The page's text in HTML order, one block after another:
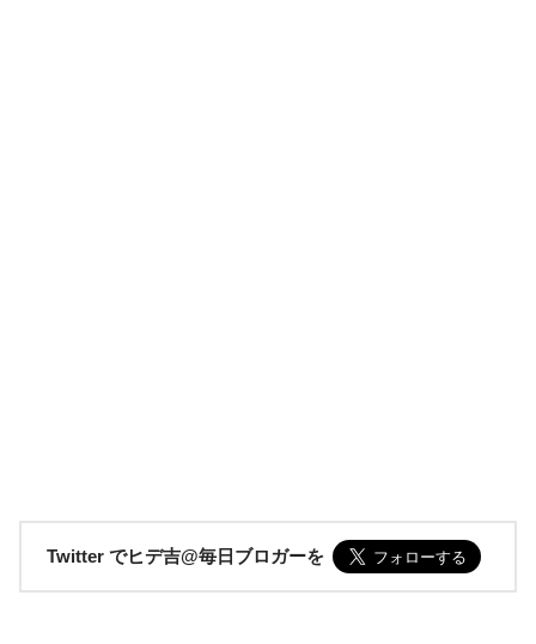
Twitter でヒデ吉@毎日ブロガーを